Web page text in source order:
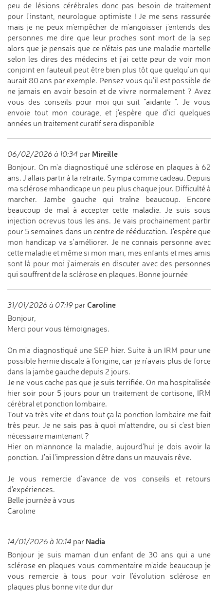
peu de lésions cérébrales donc pas besoin de traitement
pour l'instant, neurologue optimiste ! Je me sens rassurée
mais je ne peux m'empêcher de m'angoisser j'entends des
personnes me dire que leur proches sont mort de la sep
alors que je pensais que ce n'étais pas une maladie mortelle
selon les dires des médecins et j'ai cette peur de voir mon
conjoint en fauteuil peut être bien plus tôt que quelqu'un qui
aurait 80 ans par exemple. Pensez vous qu'il est possible de
ne jamais en avoir besoin et de vivre normalement ? Avez
vous des conseils pour moi qui suit "aidante ". Je vous
envoie tout mon courage, et j'espère que d'ici quelques
années un traitement curatif sera disponible
06/02/2026 à 10:34 par Mireille
Bonjour. On m'a diagnostiqué une sclérose en plaques à 62
ans. J'allais partir à la retraite. Sympa comme cadeau. Depuis
ma sclérose mhandicape un peu plus chaque jour. Difficulté à
marcher. Jambe gauche qui traîne beaucoup. Encore
beaucoup de mal à accepter cette maladie. Je suis sous
injection ocrevus tous les ans. Je vais prochainement partir
pour 5 semaines dans un centre de rééducation. J'espère que
mon handicap va s'améliorer. Je ne connais personne avec
cette maladie et même si mon mari, mes enfants et mes amis
sont là pour moi j'aimerais en discuter avec des personnes
qui souffrent de la sclérose en plaques. Bonne journée
31/01/2026 à 07:19 par Caroline
Bonjour,
Merci pour vous témoignages.
On m'a diagnostiqué une SEP hier. Suite à un IRM pour une
possible hernie discale à l'origine, car je n'avais plus de force
dans la jambe gauche depuis 2 jours.
Je ne vous cache pas que je suis terrifiée. On ma hospitalisée
hier soir pour 5 jours pour un traitement de cortisone, IRM
cérébral et ponction lombaire.
Tout va très vite et dans tout ça la ponction lombaire me fait
très peur. Je ne sais pas à quoi m'attendre, ou si c'est bien
nécessaire maintenant ?
Hier on m'annonce la maladie, aujourd'hui je dois avoir la
ponction. J'ai l'impression d'être dans un mauvais rêve.
Je vous remercie d'avance de vos conseils et retours
d'expériences.
Belle journée à vous
Caroline
14/01/2026 à 10:14 par Nadia
Bonjour je suis maman d'un enfant de 30 ans qui a une
sclérose en plaques vous commentaire m'aide beaucoup je
vous remercie à tous pour voir l'évolution sclérose en
plaques plus bonne vite dur dur